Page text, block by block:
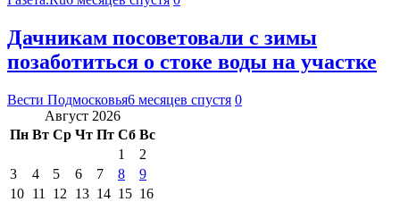
Дачникам посоветовали с зимы
позаботиться о стоке воды на участке
Вести Подмосковья6 месяцев спустя 0
Август 2026
Пн Вт Ср Чт Пт Сб Вс
1
2
3
4 5 6 7 8
9
10 11 12 13 14 15 16